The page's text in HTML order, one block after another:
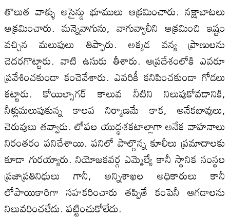
తొలుత వాళ్ళు అసైన్డు భూములు ఆక్రమించారు. నక్షాబాటలు
ఆక్రమించారు. మన్నెవాగును, వాగువ్యాలీని ఆక్రమించి ఇష్టం
వచ్చిన మలుపులు తిప్పారు. అక్కడ వన్య ప్రాణులను
చెదరగొట్టారు. వాటి ఉసురు తీశారు. ఆప్రదేశంలోకి ఎవరూ
ప్రవేశించకుండా కంచెవేశారు. ఎవరికీ కనిపించకుండా గోడలు
కట్టారు. కోయిల్సాగర్‍ కాలువ నీటిని నిలుపుకోవడానికి,
నీళ్లుమలుపుకున్న కాలవ నిర్మాణమే కాక, అనేకబావులు,
చెరువులు తవ్వారు. లోపల యుద్ధశకటాల్లాగా అనేక వాహనాలు
నిరంతరం పనిచేశాయి. పనిలో పాల్గొన్న కూలీలు ప్రమాదాలకు
కూడా గురయ్యారు. నియోజకవర్గ ఎమ్మెల్యే కానీ స్థానిక సంస్థల
ప్రజాప్రతినిధులు గానీ, అన్నిశాఖల అధికారులు కానీ
లోపాయికారిగా సహకరించారు తప్పితే కంపెనీ ఆగడాలను
నిలువరించలేదు. పట్టించుకోలేదు.